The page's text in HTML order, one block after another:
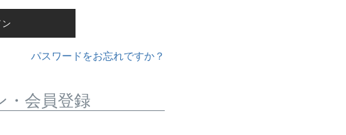
ン
パスワードをお忘れですか？
・会員登録